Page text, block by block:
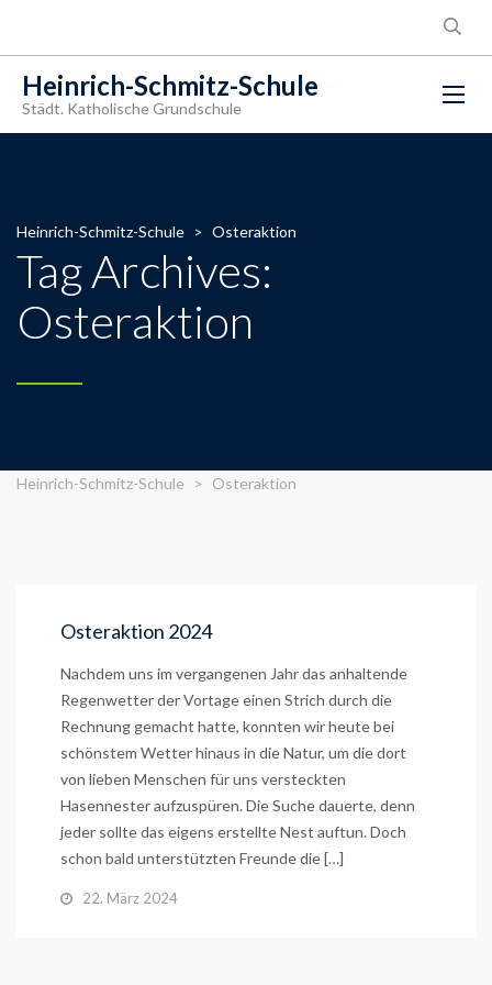
Heinrich-Schmitz-Schule
Städt. Katholische Grundschule
Heinrich-Schmitz-Schule > Osteraktion
Tag Archives:
Osteraktion
Heinrich-Schmitz-Schule > Osteraktion
Osteraktion 2024
Nachdem uns im vergangenen Jahr das anhaltende
Regenwetter der Vortage einen Strich durch die
Rechnung gemacht hatte, konnten wir heute bei
schönstem Wetter hinaus in die Natur, um die dort
von lieben Menschen für uns versteckten
Hasennester aufzuspüren. Die Suche dauerte, denn
jeder sollte das eigens erstellte Nest auftun. Doch
schon bald unterstützten Freunde die […]
22. März 2024